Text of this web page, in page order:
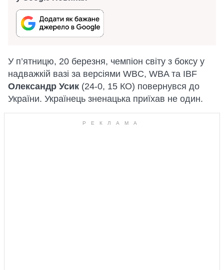
У п’ятницю, 20 березня, чемпіон світу з боксу у
надважкій вазі за версіями WBC, WBA та IBF
Олександр Усик (24-0, 15 КО) повернувся до
України. Українець зненацька приїхав не один.